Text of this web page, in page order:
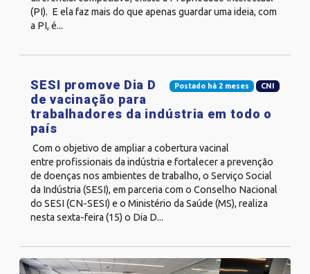
(PI). E ela faz mais do que apenas guardar uma ideia, com
a PI, é...
Postado há 2 meses CNI
SESI promove Dia D
de vacinação para
trabalhadores da indústria em todo o
país
Com o objetivo de ampliar a cobertura vacinal
entre profissionais da indústria e fortalecer a prevenção
de doenças nos ambientes de trabalho, o Serviço Social
da Indústria (SESI), em parceria com o Conselho Nacional
do SESI (CN-SESI) e o Ministério da Saúde (MS), realiza
nesta sexta-feira (15) o Dia D...